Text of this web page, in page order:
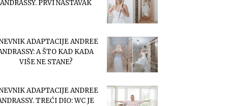
ANDRASSY. PRVI NASTAVAK
ADAPTACIJE ANDREE
A ŠTO KAD KADA
VIŠE NE STANE?
ADAPTACIJE ANDREE
TREĆI DIO: WC JE